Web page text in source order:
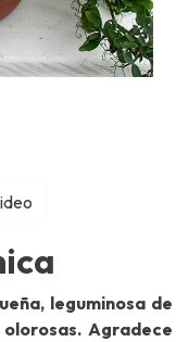
leguminosa de
Agradece